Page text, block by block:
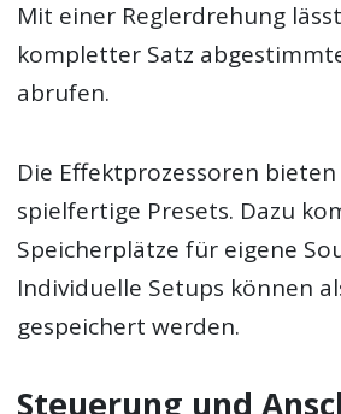
Mit einer Reglerdrehung
kompletter Satz
abrufen.
Die Effektprozessoren bieten
spielfertige Presets. Dazu
Speicherplätze für eigene
Individuelle Setups können
gespeichert werden.
Steuerung und